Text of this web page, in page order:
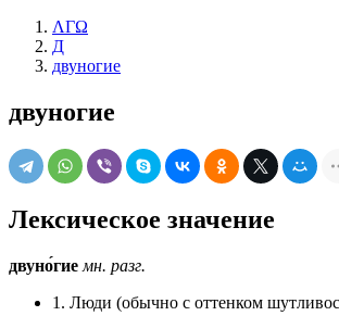
ΛΓΩ
Д
двуногие
двуногие
Лексическое значение
двуно́гие мн. разг.
1. Люди (обычно с оттенком